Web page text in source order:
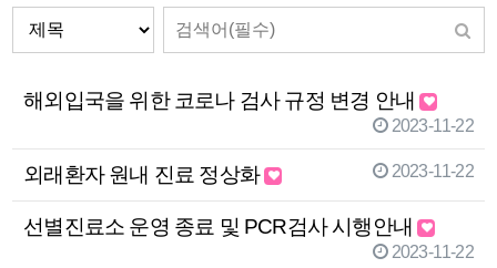
해외입국을 위한 코로나 검사 규정 변경 안내
2023-11-22
외래환자 원내 진료 정상화 2023-11-22
선별진료소 운영 종료 및 PCR검사 시행안내
2023-11-22